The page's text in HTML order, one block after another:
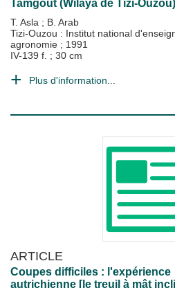
Tamgout (Wilaya de Tizi-
T. Asla ; B. Arab
Tizi-Ouzou : Institut national
agronomie ; 1991
IV-139 f. ; 30 cm
Plus d'information...
ARTICLE
Coupes difficiles : l'expérience
autrichienne [le treuil à mât